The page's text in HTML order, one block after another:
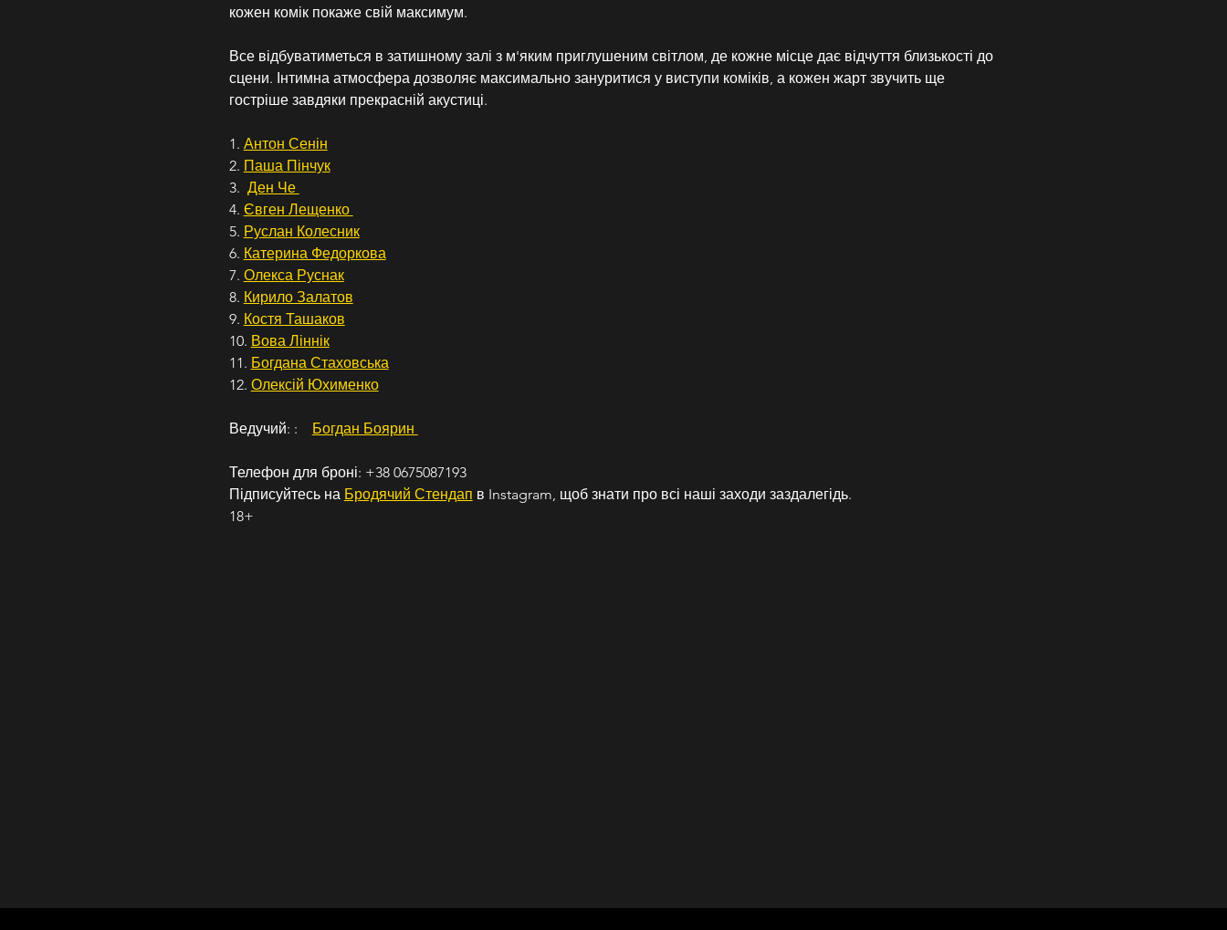
кожен комік покаже свій максимум.
Все відбуватиметься в затишному залі з м'яким приглушеним світлом, де кожне місце дає відчуття близькості до
сцени. Інтимна атмосфера дозволяє максимально зануритися у виступи коміків, а кожен жарт звучить ще
гостріше завдяки прекрасній акустиці.
1. Антон Сенін
2. Паша Пінчук
3. Ден Че
4. Євген Лещенко
5. Руслан Колесник
6. Катерина Федоркова
7. Олекса Руснак
8. Кирило Залатов
9. Костя Ташаков
10. Вова Ліннік
11. Богдана Стаховська
12. Олексій Юхименко
Ведучий: : Богдан Боярин
Телефон для броні: +38 0675087193
Підписуйтесь на Бродячий Стендап в Instagram, щоб знати про всі наші заходи заздалегідь.
18+